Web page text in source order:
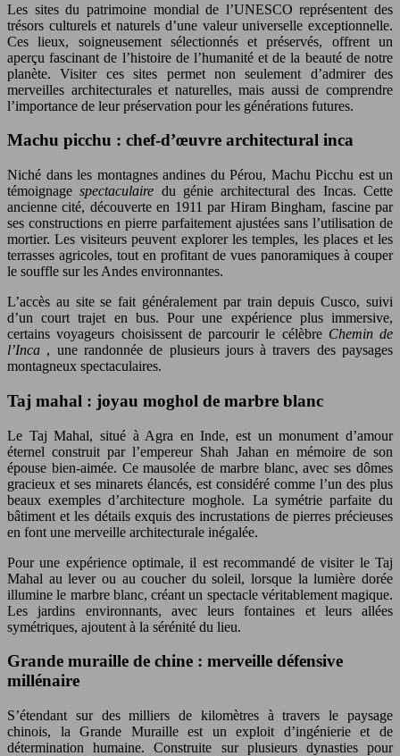
Les sites du patrimoine mondial de l’UNESCO représentent des
trésors culturels et naturels d’une valeur universelle exceptionnelle.
Ces lieux, soigneusement sélectionnés et préservés, offrent un
aperçu fascinant de l’histoire de l’humanité et de la beauté de notre
planète. Visiter ces sites permet non seulement d’admirer des
merveilles architecturales et naturelles, mais aussi de comprendre
l’importance de leur préservation pour les générations futures.
Machu picchu : chef-d’œuvre architectural inca
Niché dans les montagnes andines du Pérou, Machu Picchu est un
témoignagespectaculaire du génie architectural des Incas. Cette
ancienne cité, découverte en 1911 par Hiram Bingham, fascine par
ses constructions en pierre parfaitement ajustées sans l’utilisation de
mortier. Les visiteurs peuvent explorer les temples, les places et les
terrasses agricoles, tout en profitant de vues panoramiques à couper
le souffle sur les Andes environnantes.
L’accès au site se fait généralement par train depuis Cusco, suivi
d’un court trajet en bus. Pour une expérience plus immersive,
certains voyageurs choisissent de parcourir le célèbre Chemin de
l’Inca , une randonnée de plusieurs jours à travers des paysages
montagneux spectaculaires.
Taj mahal : joyau moghol de marbre blanc
Le Taj Mahal, situé à Agra en Inde, est un monument d’amour
éternel construit par l’empereur Shah Jahan en mémoire de son
épouse bien-aimée. Ce mausolée de marbre blanc, avec ses dômes
gracieux et ses minarets élancés, est considéré comme l’un des plus
beaux exemples d’architecture moghole. La symétrie parfaite du
bâtiment et les détails exquis des incrustations de pierres précieuses
en font une merveille architecturale inégalée.
Pour une expérience optimale, il est recommandé de visiter le Taj
Mahal au lever ou au coucher du soleil, lorsque la lumière dorée
illumine le marbre blanc, créant un spectacle véritablement magique.
Les jardins environnants, avec leurs fontaines et leurs allées
symétriques, ajoutent à la sérénité du lieu.
Grande muraille de chine : merveille défensive
millénaire
S’étendant sur des milliers de kilomètres à travers le paysage
chinois, la Grande Muraille est un exploit d’ingénierie et de
détermination humaine. Construite sur plusieurs dynasties pour